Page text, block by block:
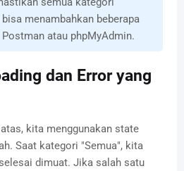
menambahkan beberapa
atau phpMyAdmin.
dan Error yang
kita menggunakan state
Saat kategori "Semua", kita
dimuat. Jika salah satu